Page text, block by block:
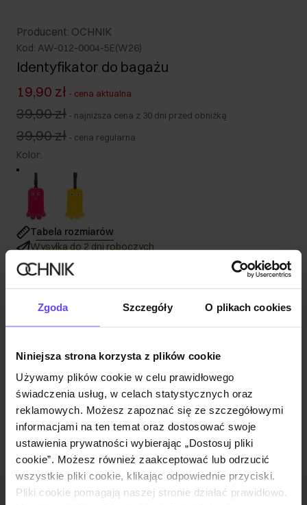
Zgoda Szczegóły O plikach cookies
Niniejsza strona korzysta z plików cookie
Używamy plików cookie w celu prawidłowego
świadczenia usług, w celach statystycznych oraz
reklamowych. Możesz zapoznać się ze szczegółowymi
informacjami na ten temat oraz dostosować swoje
ustawienia prywatności wybierając „Dostosuj pliki
cookie”. Możesz również zaakceptować lub odrzucić
wszystkie pliki cookie, klikając odpowiednie przyciski.
Pliki cookie pomagają naszej stronie działać prawidłowo.
Producent: OCHNIK
Kod: AW-012-0004-5E(W26)
Identyfikator do bagażu
19,90 zł - cena aktualna
39,90 zł - najniższa cena z 30 dni przed obniżką
39,90 zł - cena regularna
Kolor:
Tabela rozmiarów
Wysyłka do 2 dni roboczych
Opis produktu
Skład i wymiary
Opinie